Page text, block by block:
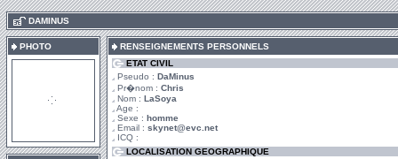
DAMINUS
PHOTO
RENSEIGNEMENTS PERSONNELS
ETAT CIVIL
Pseudo : DaMinus
Pr�nom : Chris
Nom : LaSoya
Age :
Sexe : homme
Email : skynet@evc.net
ICQ :
LOCALISATION GEOGRAPHIQUE